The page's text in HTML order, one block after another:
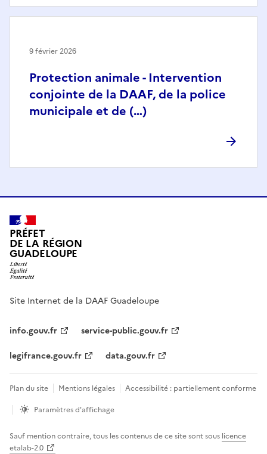
Protection animale - Intervention
conjointe de la DAAF, de la police
municipale et de (…)
9 février 2026
PRÉFET
DE LA RÉGION
GUADELOUPE
Site Internet de la DAAF Guadeloupe
info.gouv.fr
service-public.gouv.fr
legifrance.gouv.fr
data.gouv.fr
Plan du site Mentions légales
Accessibilité : partiellement conforme
Paramètres d'affichage
Sauf mention contraire, tous les contenus de ce site sont sous licence
etalab-2.0